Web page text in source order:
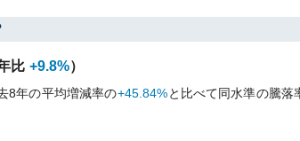
比 +9.8%）
8年の平均増減率の+45.84%と比べて同水準の騰落